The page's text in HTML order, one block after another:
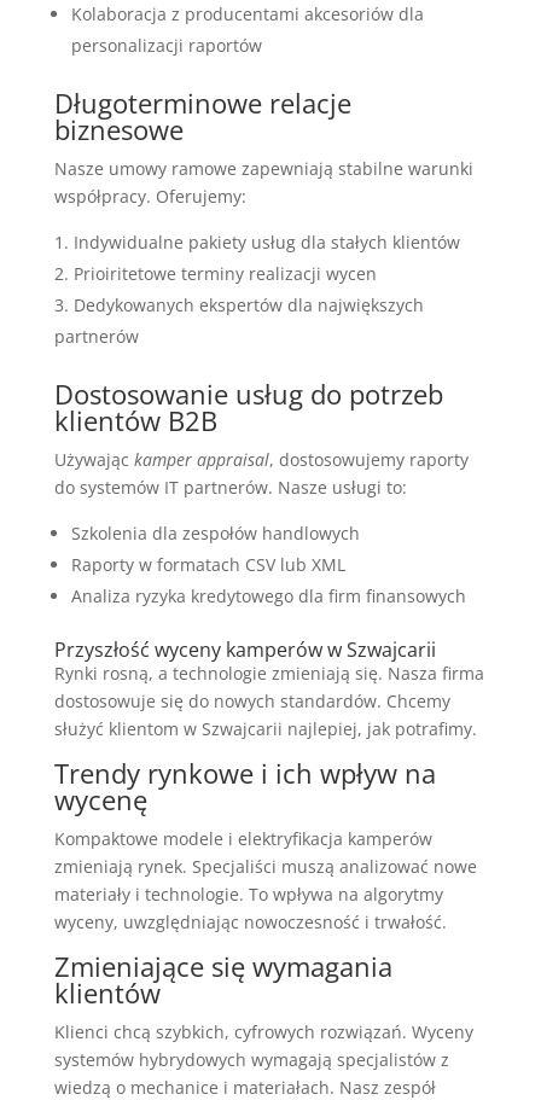
Kolaboracja z producentami akcesoriów dla
personalizacji raportów
Długoterminowe relacje
biznesowe
Nasze umowy ramowe zapewniają stabilne warunki
współpracy. Oferujemy:
Indywidualne pakiety usług dla stałych klientów
Prioiritetowe terminy realizacji wycen
Dedykowanych ekspertów dla największych
partnerów
Dostosowanie usług do potrzeb
klientów B2B
Używając kamper appraisal, dostosowujemy raporty
do systemów IT partnerów. Nasze usługi to:
Szkolenia dla zespołów handlowych
Raporty w formatach CSV lub XML
Analiza ryzyka kredytowego dla firm finansowych
Przyszłość wyceny kamperów w Szwajcarii
Rynki rosną, a technologie zmieniają się. Nasza firma
dostosowuje się do nowych standardów. Chcemy
służyć klientom w Szwajcarii najlepiej, jak potrafimy.
Trendy rynkowe i ich wpływ na
wycenę
Kompaktowe modele i elektryfikacja kamperów
zmieniają rynek. Specjaliści muszą analizować nowe
materiały i technologie. To wpływa na algorytmy
wyceny, uwzględniając nowoczesność i trwałość.
Zmieniające się wymagania
klientów
Klienci chcą szybkich, cyfrowych rozwiązań. Wyceny
systemów hybrydowych wymagają specjalistów z
wiedzą o mechanice i materiałach. Nasz zespół